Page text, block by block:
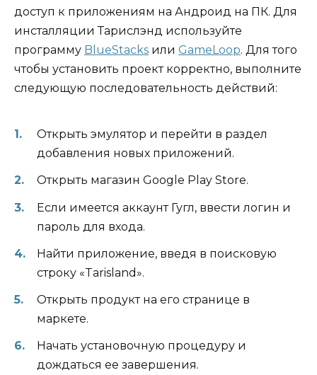
доступ к приложениям на Андроид на ПК. Для
инсталляции Тарислэнд используйте
программу BlueStacks или GameLoop. Для того
чтобы установить проект корректно, выполните
следующую последовательность действий:
Открыть эмулятор и перейти в раздел
добавления новых приложений.
Открыть магазин Google Play Store.
Если имеется аккаунт Гугл, ввести логин и
пароль для входа.
Найти приложение, введя в поисковую
строку «Tarisland».
Открыть продукт на его странице в
маркете.
Начать установочную процедуру и
дождаться ее завершения.